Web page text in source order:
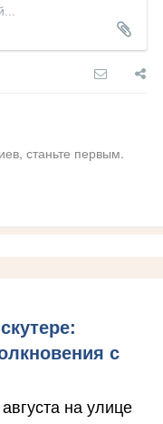
станьте первым.
с
на улице